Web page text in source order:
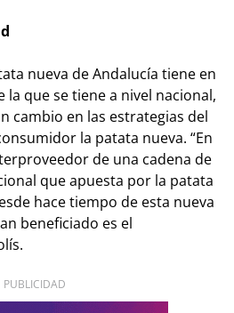
nueva de Andalucía tiene en
la que se tiene a nivel nacional,
cambio en las estrategias del
la patata nueva. “En
de una cadena de
que apuesta por la patata
hace tiempo de esta nueva
beneficiado es el
PUBLICIDAD